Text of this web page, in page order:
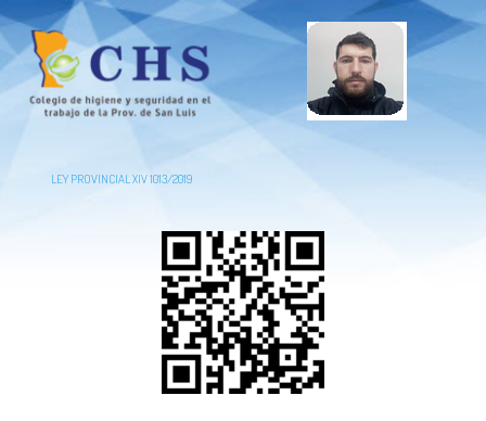
LEY PROVINCIAL XIV 1013/2019